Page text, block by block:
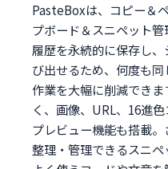
PasteBoxは、コピー＆
プボード＆スニペット
履歴を永続的に保存し
び出せるため、何度も
作業を大幅に削減でき
く、画像、URL、16進
プレビュー機能も搭載
整理・管理できるスニペ